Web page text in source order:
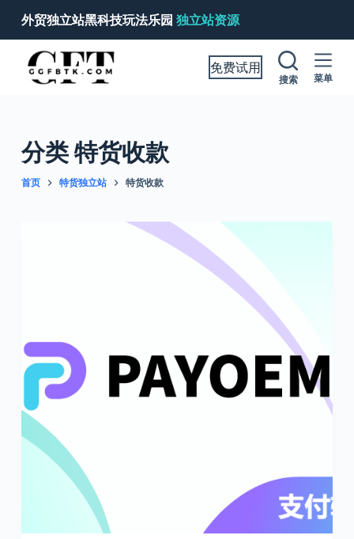
跳
过
内
外贸独立站黑科技玩法乐园 独立站资源
免费试用
搜索 菜单
分类特货收款
首页 特货独立站 特货收款